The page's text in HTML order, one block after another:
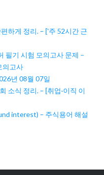
하게 정리. – ['주 52시간 근
필기 시험 모의고사 문제 –
의고사
년 08월 07일
소식 정리. – [취업·이직 이
interest) – 주식용어 해설